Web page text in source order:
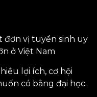
đơn vị tuyển sinh uy
ở Việt Nam
lợi ích, cơ hội
có bằng đại học.